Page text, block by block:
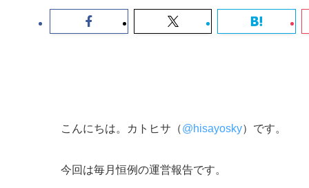
こんにちは。カトヒサ（@hisayosky）です。
今回は毎月恒例の運営報告です。